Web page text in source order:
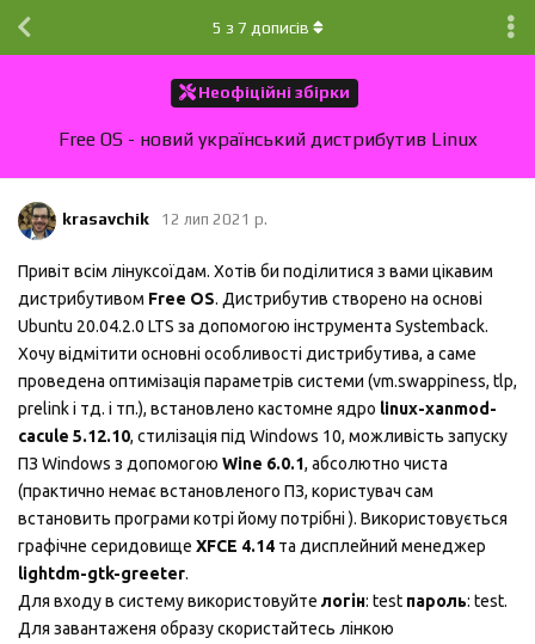
Неофіційні збірки
Free OS - новий український дистрибутив Linux
5 з 7 дописів
krasavchik 12 лип 2021 р.
Привіт всім лінуксоїдам. Хотів би поділитися з вами цікавим
дистрибутивом Free OS. Дистрибутив створено на основі
Ubuntu 20.04.2.0 LTS за допомогою інструмента Systemback.
Хочу відмітити основні особливості дистрибутива, а саме
проведена оптимізація параметрів системи (vm.swappiness, tlp,
prelink і тд. і тп.), встановлено кастомне ядро linux-xanmod-
cacule 5.12.10, стилізація під Windows 10, можливість запуску
ПЗ Windows з допомогою Wine 6.0.1, абсолютно чиста
(практично немає встановленого ПЗ, користувач сам
встановить програми котрі йому потрібні ). Використовується
графічне серидовище XFCE 4.14 та дисплейний менеджер
lightdm-gtk-greeter.
Для входу в систему використовуйте логін: test пароль: test.
Для завантаженя образу скористайтесь лінкою